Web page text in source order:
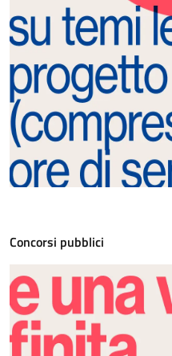
Concorsi pubblici